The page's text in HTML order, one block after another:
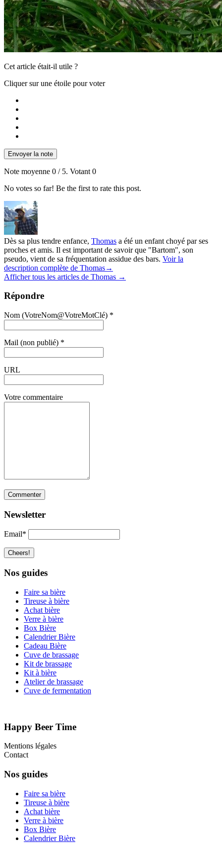
Cet article était-il utile ?
Cliquer sur une étoile pour voter
Envoyer la note
Note moyenne 0 / 5. Votant 0
No votes so far! Be the first to rate this post.
Dès sa plus tendre enfance, Thomas a été un enfant choyé par ses
proches et amis. Il est important de savoir que "Bartom", son
pseudo, vient de sa fréquentation assidue des bars. Voir la
description complète de Thomas→
Afficher tous les articles de Thomas →
Répondre
Nom (VotreNom@VotreMotClé) *
Mail (non publié) *
URL
Votre commentaire
Newsletter
Email*
Nos guides
Faire sa bière
Tireuse à bière
Achat bière
Verre à bière
Box Bière
Calendrier Bière
Cadeau Bière
Cuve de brassage
Kit de brassage
Kit à bière
Atelier de brassage
Cuve de fermentation
Happy Beer Time
Mentions légales
Contact
Nos guides
Faire sa bière
Tireuse à bière
Achat bière
Verre à bière
Box Bière
Calendrier Bière